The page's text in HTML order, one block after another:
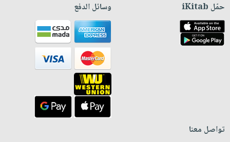
حمّل iKitab وسائل الدفع
تواصل معنا